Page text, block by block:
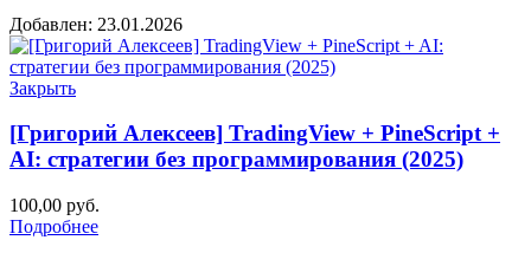
Добавлен: 23.01.2026
Закрыть
[Григорий Алексеев] TradingView + PineScript +
AI: стратегии без программирования (2025)
100,00 руб.
Подробнее